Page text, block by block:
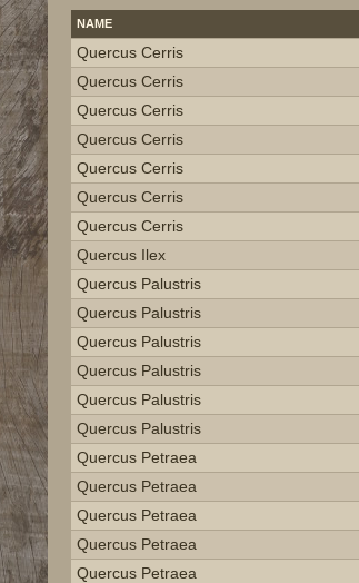
NAME
Quercus Cerris
Quercus Cerris
Quercus Cerris
Quercus Cerris
Quercus Cerris
Quercus Cerris
Quercus Cerris
Quercus Ilex
Quercus Palustris
Quercus Palustris
Quercus Palustris
Quercus Palustris
Quercus Palustris
Quercus Palustris
Quercus Petraea
Quercus Petraea
Quercus Petraea
Quercus Petraea
Quercus Petraea